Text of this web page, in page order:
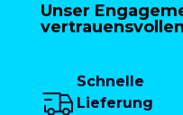
Unser
Schnelle
Lieferung